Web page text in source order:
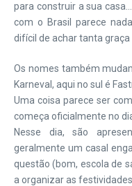
para construir a sua
com o Brasil parece
difícil de achar tanta
Os nomes também
Karneval, aqui no sul é
Uma coisa parece ser
começa oficialmente no
Nesse dia, são
geralmente um casal
questão (bom, escola de
a organizar as festividades